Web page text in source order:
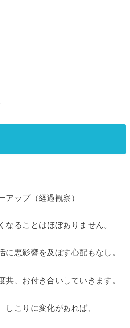
アップ（経過観察）
なることはほぼありません。
に悪影響を及ぼす心配もなし。
共、お付き合いしていきます。
しこりに変化があれば、